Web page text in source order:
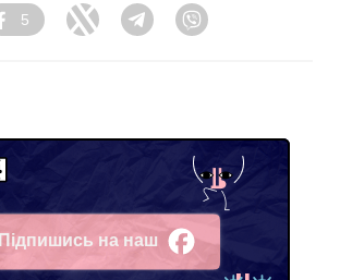
Facebook
5
Twitter TelegramViber
Підпишись на наш
Facebook